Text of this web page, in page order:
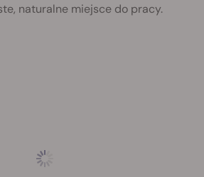
naturalne miejsce do pracy.